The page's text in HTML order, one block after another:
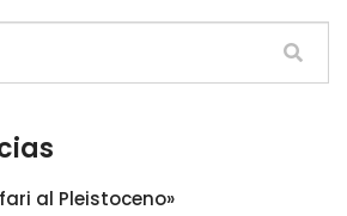
al Pleistoceno»